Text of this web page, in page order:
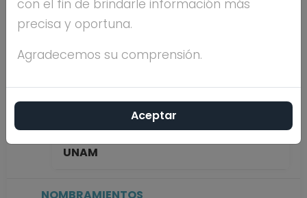
LARA
estudios
Antigüedad
UNAM
con el fin de brindarle información más
precisa y oportuna.
Agradecemos su comprensión.
Aceptar